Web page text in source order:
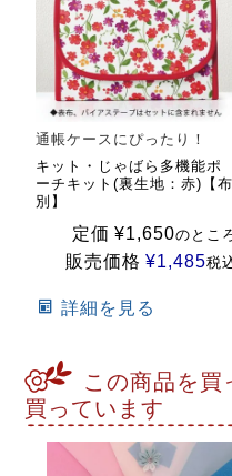
通帳ケースにぴったり！
キット・じゃばら多機能ポ
ーチキット(裏生地：赤)【布
別】
定価 ¥1,650のとこ
販売価格 ¥1,485税
詳細を見る
この商品を買
買っています